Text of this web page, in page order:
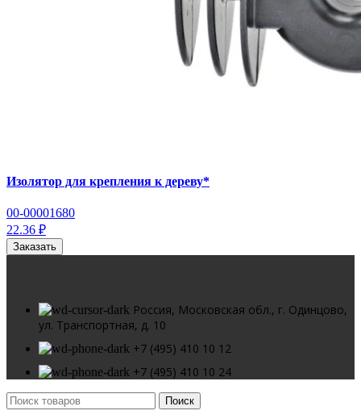
Изолятор для крепления к дереву*
00-00001680
22.36 ₽
Заказать
Россия, Московская обл., г. Одинцово,
ул. Транспортная, д. 10
+7 (495) 410 10 12
+7 (495) 410 10 24
Поиск